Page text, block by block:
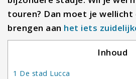
touren? Dan moet je wellicht
brengen aan het iets
Inhoud
1 De stad Lucca